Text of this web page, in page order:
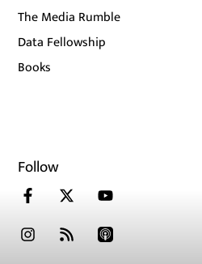
The Media Rumble
Data Fellowship
Books
Follow